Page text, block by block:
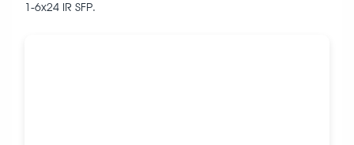
1-6x24 IR SFP.